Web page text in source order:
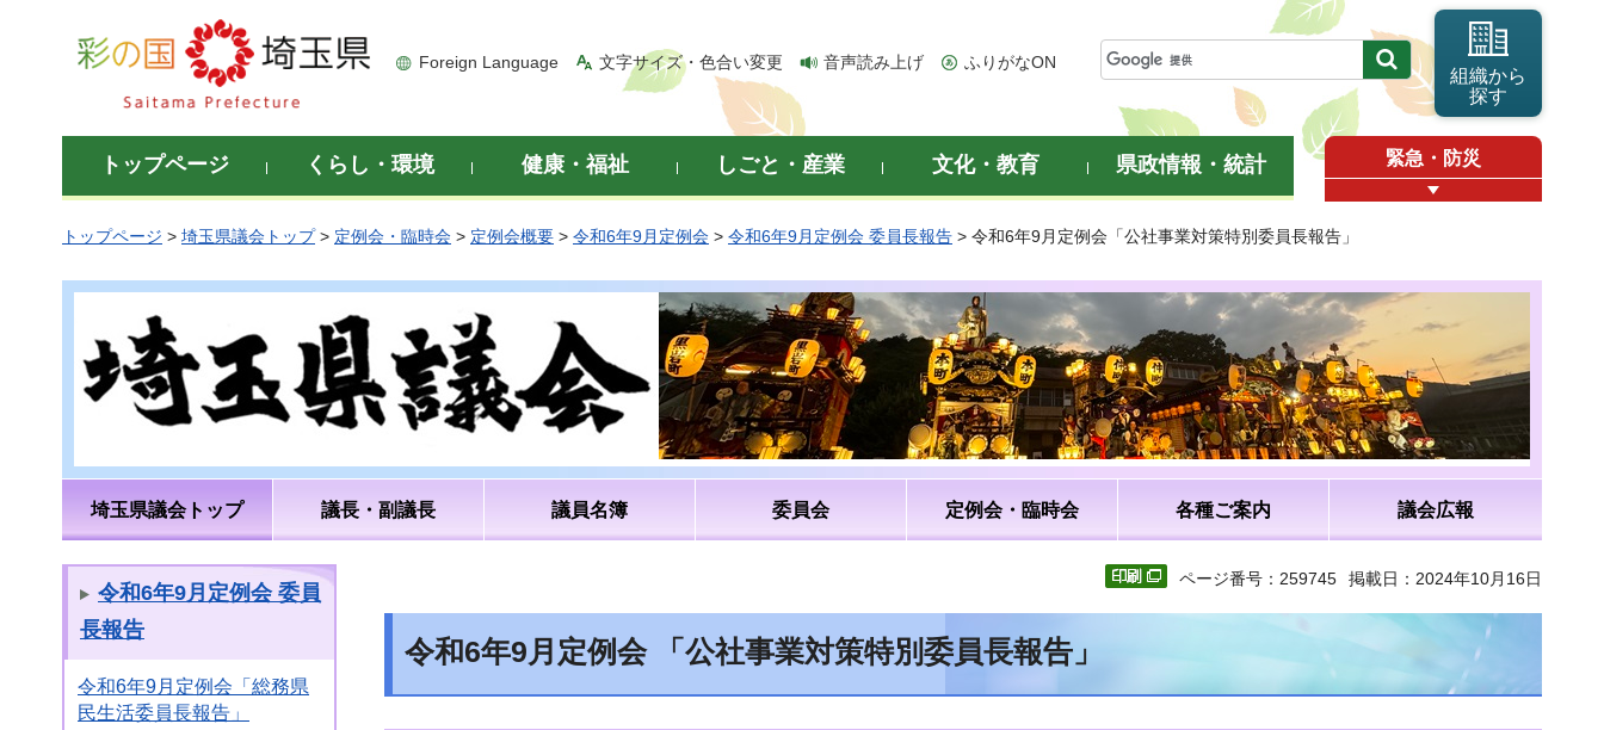
彩の国 埼玉県
Foreign Language 文字サイズ・色合い変更 音声読み上げ ふりがなON
組織から
探す
トップページ くらし・環境 健康・福祉 しごと・産業 文化・教育 県政情報・統計 緊急・防災
トップページ > 埼玉県議会トップ> 定例会・臨時会 > 定例会概要 > 令和6年9月定例会 > 令和6年9月定例会 委員長報告 > 令和6年9月定例会「公社事業対策特別委員長報告」
埼玉県議会トップ 議長・副議長 議員名簿 委員会 定例会・臨時会 各種ご案内 議会広報
令和6年9月定例会 委員
長報告
令和6年9月定例会「総務県
民生活委員長報告」
ページ番号：259745 掲載日：2024年10月16日
令和6年9月定例会 「公社事業対策特別委員長報告」